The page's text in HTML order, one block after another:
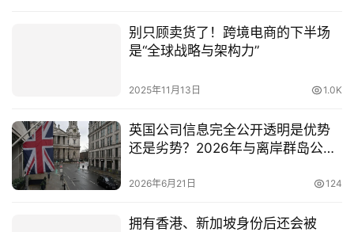
别只顾卖货了！跨境电商的下半场
是“全球战略与架构力”
2025年11月13日 1.0K
英国公司信息完全公开透明是优势
还是劣势？2026年与离岸群岛公司
2026年6月21日 124
拥有香港、新加坡身份后还会被